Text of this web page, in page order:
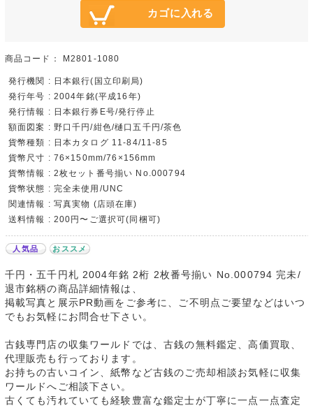
商品コード： M2801-1080
発行機関 : 日本銀行(国立印刷局)
発行年号 : 2004年銘(平成16年)
発行情報 : 日本銀行券E号/発行停止
額面図案 : 野口千円/紺色/樋口五千円/茶色
貨幣種類 : 日本カタログ 11-84/11-85
貨幣尺寸 : 76×150mm/76×156mm
貨幣情報 : 2枚セット番号揃い No.000794
貨幣状態 : 完全未使用/UNC
関連情報 : 写真実物 (店頭在庫)
送料情報 : 200円〜ご選択可(同梱可)
人気品 おススメ
千円・五千円札 2004年銘 2桁 2枚番号揃い No.000794 完未/
退市銘柄の商品詳細情報は、
掲載写真と展示PR動画をご参考に、ご不明点ご要望などはいつ
でもお気軽にお問合せ下さい。
古銭専門店の収集ワールドでは、古銭の無料鑑定、高価買取、
代理販売も行っております。
お持ちの古いコイン、紙幣など古銭のご売却相談お気軽に収集
ワールドへご相談下さい。
古くても汚れていても経験豊富な鑑定士が丁寧に一点一点査定